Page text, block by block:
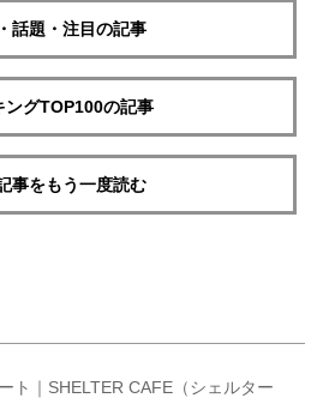
話題・注目の記事
ングTOP100の記事
事をもう一度読む
ト｜SHELTER CAFE（シェルター